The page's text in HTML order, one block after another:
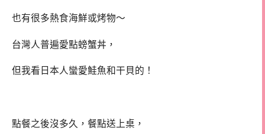
也有很多熱食海鮮或烤物～
台灣人普遍愛點螃蟹丼，
但我看日本人蠻愛鮭魚和干貝的！
點餐之後沒多久，餐點送上桌，